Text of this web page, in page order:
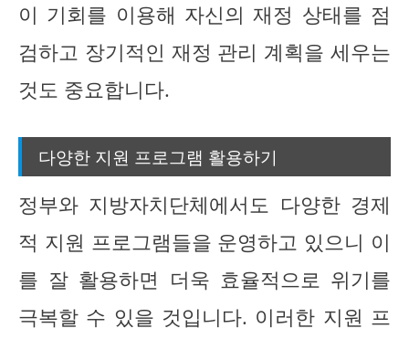
이 기회를 이용해 자신의 재정 상태를 점
검하고 장기적인 재정 관리 계획을 세우는
것도 중요합니다.
다양한 지원 프로그램 활용하기
정부와 지방자치단체에서도 다양한 경제
적 지원 프로그램들을 운영하고 있으니 이
를 잘 활용하면 더욱 효율적으로 위기를
극복할 수 있을 것입니다. 이러한 지원 프